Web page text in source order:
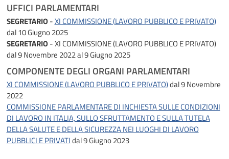
UFFICI PARLAMENTARI
SEGRETARIO -XI COMMISSIONE (LAVORO PUBBLICO E PRIVATO)
dal 10 Giugno 2025
SEGRETARIO - XI COMMISSIONE (LAVORO PUBBLICO E PRIVATO)
dal 9 Novembre 2022 al 9 Giugno 2025
COMPONENTE DEGLI ORGANI PARLAMENTARI
XI COMMISSIONE (LAVORO PUBBLICO E PRIVATO)dal 9 Novembre
2022
COMMISSIONE PARLAMENTARE DI INCHIESTA SULLE CONDIZIONI
DI LAVORO IN ITALIA, SULLO SFRUTTAMENTO E SULLA TUTELA
DELLA SALUTE E DELLA SICUREZZA NEI LUOGHI DI LAVORO
PUBBLICI E PRIVATIdal 9 Giugno 2023